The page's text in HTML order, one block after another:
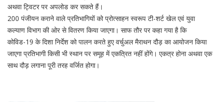
अथवा ट्विटर पर अपलोड कर सकते हैं।
200 पंजीयन कराने वाले प्रतिभागियों को प्रोत्साहन स्वरूप टी-शर्ट खेल एवं युवा
कल्याण विभाग की ओर से वितरण किया जाएगा। साफ तौर पर कहा गया है कि
कोविड-19 के दिशा निर्देश को पालन करते हुए वर्चुअल मैराथन दौड़ का आयोजन किया
जाएगा प्रतिभागी किसी भी स्थान पर समूह में एकत्रित नहीं होंगे। एकत्र होना अथवा एक
साथ दौड़ लगाना पूरी तरह वर्जित होगा।